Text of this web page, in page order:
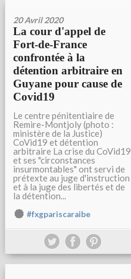
20 Avril 2020
La cour d'appel de
Fort-de-France
confrontée à la
détention arbitraire en
Guyane pour cause de
Covid19
Le centre pénitentiaire de
Remire-Montjoly (photo :
ministère de la Justice)
CoVid19 et détention
arbitraire La crise du CoVid19
et ses "circonstances
insurmontables" ont servi de
prétexte au juge d'instruction
et à la juge des libertés et de
la détention...
#fxgpariscaraibe